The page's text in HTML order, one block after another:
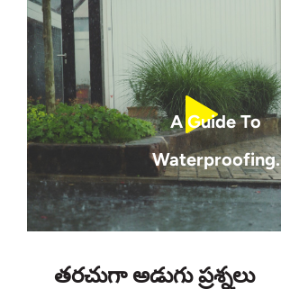
A Guide To
Waterproofing.
తరచుగా అడుగు ప్రశ్నలు